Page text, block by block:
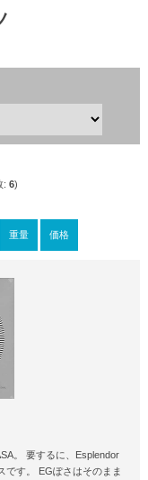
: 6)
重量 価格
。 要するに、Esplendor
す。 EGぽさはそのまま